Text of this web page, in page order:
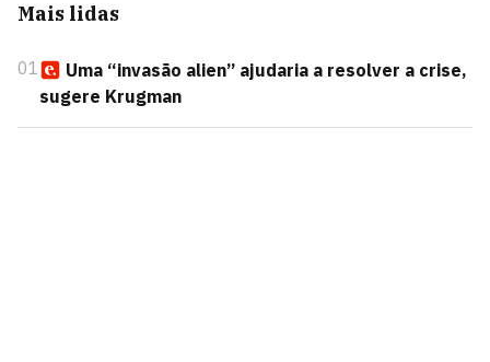
Mais lidas
01
Uma “invasão alien” ajudaria a resolver a crise,
sugere Krugman